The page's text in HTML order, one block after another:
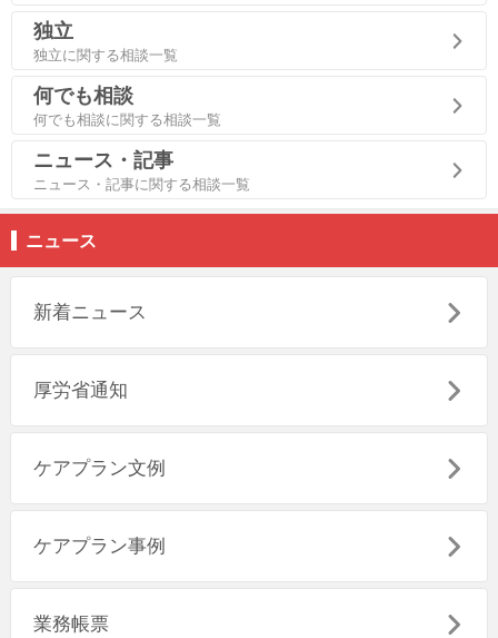
独立
独立に関する相談一覧
何でも相談
何でも相談に関する相談一覧
ニュース・記事
ニュース・記事に関する相談一覧
ニュース
新着ニュース
厚労省通知
ケアプラン文例
ケアプラン事例
業務帳票